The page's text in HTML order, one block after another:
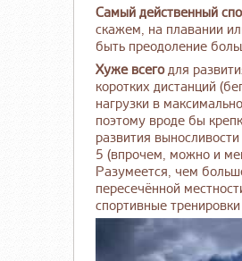
Самый действенный
скажем, на плавании
быть преодоление
Хуже всегодля
коротких дистанций
нагрузки в
поэтому вроде бы
развития выносливости
5 (впрочем, можно и
Разумеется, чем
пересечённой
спортивные